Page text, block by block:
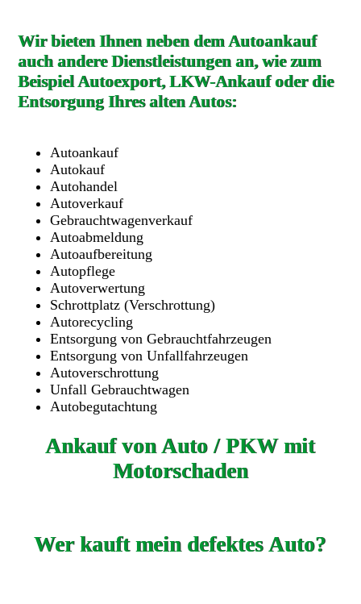
Wir bieten Ihnen neben dem Autoankauf
auch andere Dienstleistungen an, wie zum
Beispiel Autoexport, LKW-Ankauf oder die
Entsorgung Ihres alten Autos:
Autoankauf
Autokauf
Autohandel
Autoverkauf
Gebrauchtwagenverkauf
Autoabmeldung
Autoaufbereitung
Autopflege
Autoverwertung
Schrottplatz (Verschrottung)
Autorecycling
Entsorgung von Gebrauchtfahrzeugen
Entsorgung von Unfallfahrzeugen
Autoverschrottung
Unfall Gebrauchtwagen
Autobegutachtung
Ankauf von Auto / PKW mit
Motorschaden
Wer kauft mein defektes Auto?